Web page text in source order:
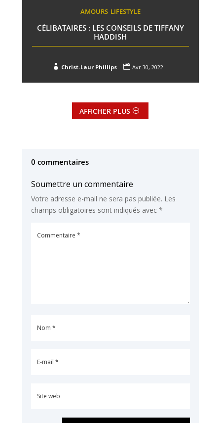
AMOURS LIFESTYLE
CÉLIBATAIRES : LES CONSEILS DE TIFFANY
HADDISH
 Christ-Laur Phillips  Avr 30, 2022
AFFICHER PLUS
0 commentaires
Soumettre un commentaire
Votre adresse e-mail ne sera pas publiée. Les
champs obligatoires sont indiqués avec *